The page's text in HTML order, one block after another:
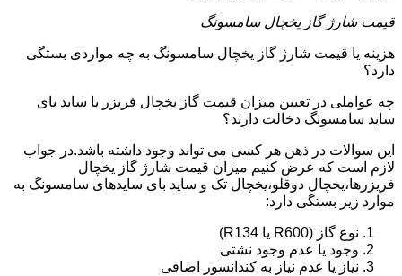
قیمت شارژ گاز یخچال سامسونگ
هزینه یا قیمت شارژ گاز یخچال سامسونگ به چه مواردی بستگی
دارد؟
چه عواملی در تعیین میزان قیمت گاز یخچال فریزر یا ساید بای
ساید سامسونگ دخالت دارند؟
این سوالات در ذهن هر کسی می تواند وجود داشته باشد.در جواب
لازم است که عرض کنیم میزان قیمت شارژ گاز یخچال
فریزرها،یخچال دوقلو،یخچال تک و ساید بای سایدهای سامسونگ به
موارد زیر بستگی دارد:
نوع گاز (R600 یا R134)
وجود یا عدم وجود نشتی
نیاز یا عدم نیاز به کندانسور اضافی